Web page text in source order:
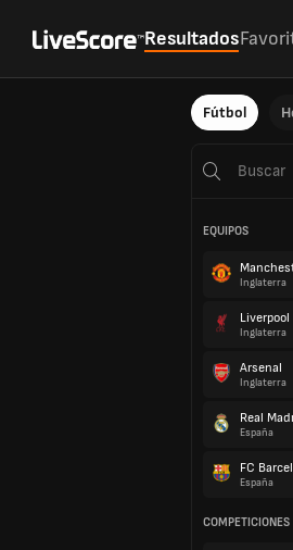
Resultados
Fútbol
EQUIPOS
Inglaterra
Liverpool
Inglaterra
Arsenal
Inglaterra
Real
España
FC
España
COMPETICIONES